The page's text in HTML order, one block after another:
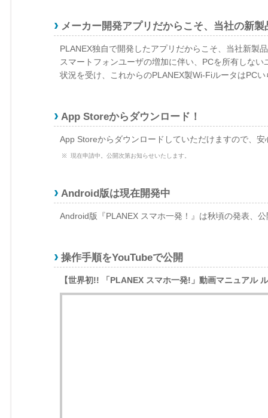
メーカー開発アプリだからこそ、当社の新
PLANEX独自で開発したアプリだからこそ、当社新製
スマートフォンユーザの増加に伴い、PCを所有しな
状況を受け、これからのPLANEX製Wi-FiルータはPC
App Storeからダウンロード！
App Storeからダウンロードしていただけますので、
現在申請中。公開次第お知らせいたします。
Android版は現在開発中
Android版『PLANEX スマホ一発！』は秋頃の発表、
操作手順をYouTubeで公開
【世界初!! 「PLANEX スマホ一発!」動画マニュアル